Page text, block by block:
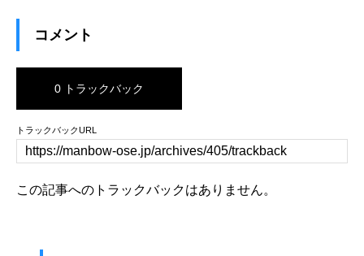
コメント
0 トラックバック
トラックバックURL
この記事へのトラックバックはありません。